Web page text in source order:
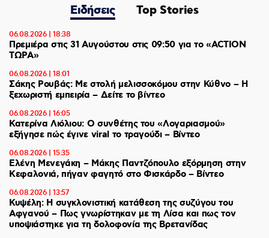
Ειδήσεις Top Stories
06.08.2026 | 18:38
Πρεμιέρα στις 31 Αυγούστου στις 09:50 για το «ACTION
ΤΩΡΑ»
06.08.2026 | 18:01
Σάκης Ρουβάς: Με στολή μελισσοκόμου στην Κύθνο – Η
ξεχωριστή εμπειρία – Δείτε το βίντεο
06.08.2026 | 16:05
Κατερίνα Λιόλιου: Ο συνθέτης του «Λογαριασμού»
εξήγησε πώς έγινε viral το τραγούδι – Βίντεο
06.08.2026 | 15:35
Ελένη Μενεγάκη – Μάκης Παντζόπουλο εξόρμηση στην
Κεφαλονιά, πήγαν φαγητό στο Φισκάρδο – Βίντεο
06.08.2026 | 13:57
Κυψέλη: Η συγκλονιστική κατάθεση της συζύγου του
Αφγανού – Πως γνωρίστηκαν με τη Λίσα και πως τον
υποψιάστηκε για τη δολοφονία της Βρετανίδας